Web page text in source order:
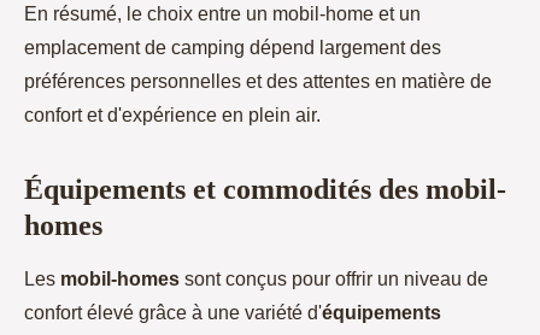
En résumé, le choix entre un mobil-home et un
emplacement de camping dépend largement des
préférences personnelles et des attentes en matière de
confort et d'expérience en plein air.
Équipements et commodités des mobil-
homes
Les mobil-homes sont conçus pour offrir un niveau de
confort élevé grâce à une variété d'équipements